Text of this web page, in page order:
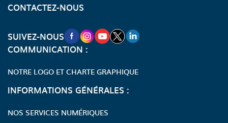
CONTACTEZ-NOUS
SUIVEZ-NOUSNOUVELLE FENÊTRE VERS LA PAGE
NOUVELLE FENÊTRE VERS LA
NOUVELLE FENÊTRE VERS LA
NOUVELLE FENÊTRE VERS
NOUVELLE FENÊTRE
COMMUNICATION :
NOTRE LOGO ET CHARTE GRAPHIQUE
INFORMATIONS GÉNÉRALES :
NOS SERVICES NUMÉRIQUES